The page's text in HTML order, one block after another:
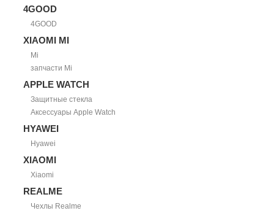
4GOOD
4GOOD
XIAOMI MI
Mi
запчасти Mi
APPLE WATCH
Защитные стекла
Аксессуары Apple Watch
HYAWEI
Hyawei
XIAOMI
Xiaomi
REALME
Чехлы Realme